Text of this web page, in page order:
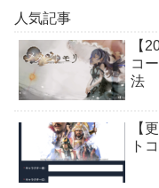
人気記事
【
コ
法
【
ト